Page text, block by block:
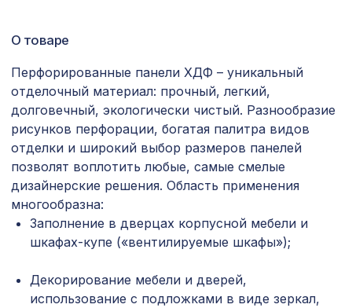
Перфорированная панель КВАДРО
8-28, 1200х600мм, ХДФ, без отделки
Перфорированная панель КВАДРО
10-20, 2070х930мм, ХДФ, клён
3507 ₽
Перфорированная панель ГОТИКА,
1400х780мм, ХДФ, без отделки
1901 ₽
Натуральные обои Cosca Traditional
Prints L5088, 0,91 x 5,5 м
Консоль для архитектурного бруса
135х85мм, южный дуб
О товаре
Перфорированные панели ХДФ – уникальный
отделочный материал: прочный, легкий,
долговечный, экологически чистый. Разнообразие
рисунков перфорации, богатая палитра видов
отделки и широкий выбор размеров панелей
позволят воплотить любые, самые смелые
дизайнерские решения. Область применения
многообразна:
Заполнение в дверцах корпусной мебели и
шкафах-купе («вентилируемые шкафы»);
Декорирование мебели и дверей,
использование с подложками в виде зеркал,